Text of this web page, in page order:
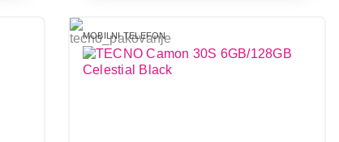
MOBILNI TELEFON